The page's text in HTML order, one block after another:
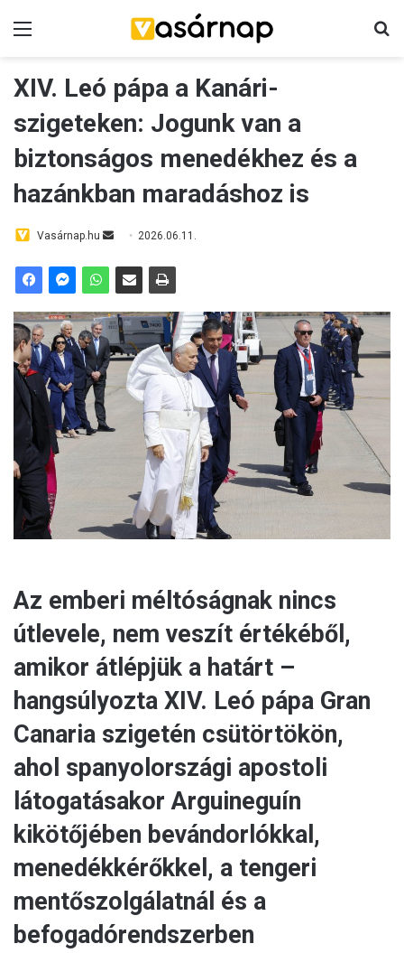
XIV. Leó pápa a Kanári-
szigeteken: Jogunk van a
biztonságos menedékhez és a
hazánkban maradáshoz is
Vasárnap.hu
a
n
m
i
2026.06.11.
Az emberi méltóságnak nincs
útlevele, nem veszít értékéből,
amikor átlépjük a határt –
hangsúlyozta XIV. Leó pápa Gran
Canaria szigetén csütörtökön,
ahol spanyolországi apostoli
látogatásakor Arguineguín
kikötőjében bevándorlókkal,
menedékkérőkkel, a tengeri
mentőszolgálatnál és a
befogadórendszerben